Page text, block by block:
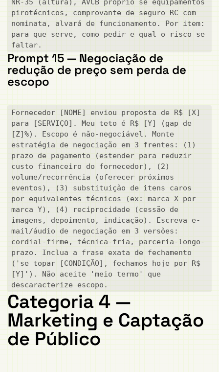
NR-35 (altura), AVCB próprio se equipamentos
pirotécnicos, comprovante de seguro RC com
nominata, alvará de funcionamento. Por item:
para que serve, como pedir e qual o risco se
faltar.
Prompt 15 — Negociação de
redução de preço sem perda de
escopo
Fornecedor [NOME] enviou proposta de R$ [X]
para [SERVIÇO]. Meu teto é R$ [Y] (gap de
[Z]%). Escopo é não-negociável. Monte
estratégia de negociação em 3 frentes: (1)
prazo de pagamento (estender para reduzir
custo financeiro do fornecedor), (2)
volume/recorrência (oferecer próximos
eventos), (3) substituição de itens caros
por equivalentes técnicos (ex: marca X por
marca Y), (4) reciprocidade (cessão de
imagens, depoimento, indicação). Escreva e-
mail/áudio de negociação em 3 versões:
cordial-firme, técnica-fria, parceria-longo-
prazo. Inclua a frase exata de fechamento
('se topar [CONDIÇÃO], fechamos hoje por R$
[Y]'). Não aceite 'meio termo' que
descaracterize escopo.
Categoria 4 —
Marketing e Captação
de Público